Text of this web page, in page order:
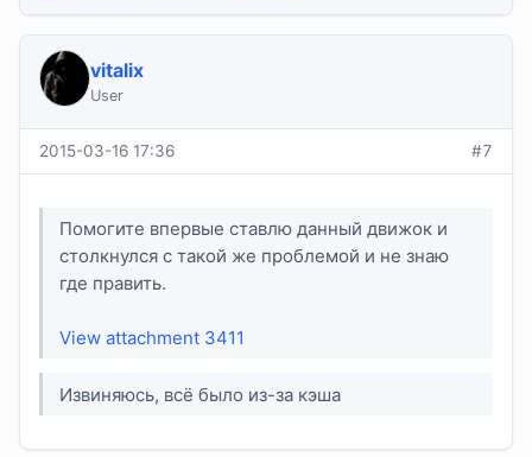
vitalix
User
2015-03-16 17:36 #7
Помогите впервые ставлю данный движок и
столкнулся с такой же проблемой и не знаю
где править.
View attachment 3411
Извиняюсь, всё было из-за кэша